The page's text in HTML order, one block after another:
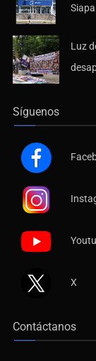
Luz
Síguenos
X
Contáctanos